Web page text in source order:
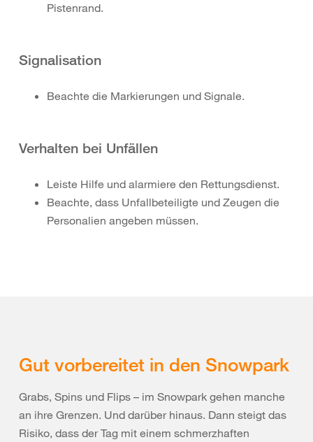
Pistenrand.
Signalisation
Beachte die Markierungen und Signale.
Verhalten bei Unfällen
Leiste Hilfe und alarmiere den Rettungsdienst.
Beachte, dass Unfallbeteiligte und Zeugen die
Personalien angeben müssen.
Gut vorbereitet in den Snowpark
Grabs, Spins und Flips – im Snowpark gehen manche
an ihre Grenzen. Und darüber hinaus. Dann steigt das
Risiko, dass der Tag mit einem schmerzhaften